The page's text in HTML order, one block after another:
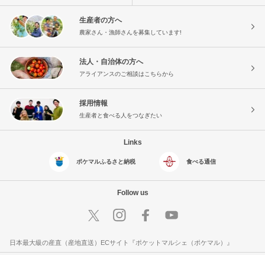
生産者の方へ
農家さん・漁師さんを募集しています!
法人・自治体の方へ
アライアンスのご相談はこちらから
採用情報
生産者と食べる人をつなぎたい
Links
ポケマルふるさと納税 食べる通信
Follow us
日本最大級の産直（産地直送）ECサイト『ポケットマルシェ（ポケマル）』